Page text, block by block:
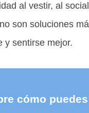
al vestir, al
son soluciones
y sentirse mejor.
cómo